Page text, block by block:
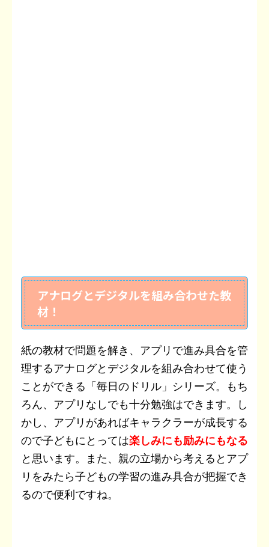
アナログとデジタルを組み合わせた教
材！
紙の教材で問題を解き、アプリで進み具合を管
理するアナログとデジタルを組み合わせて使う
ことができる「毎日のドリル」シリーズ。もち
ろん、アプリなしでも十分勉強はできます。し
かし、アプリがあればキャラクラーが成長する
ので子どもにとっては楽しみにも励みにもなる
と思います。また、親の立場から考えるとアプ
リをみたら子どもの学習の進み具合が把握でき
るので便利ですね。